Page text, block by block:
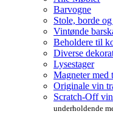
Barvogne
Stole, borde
Vintønde
Beholdere til
Diverse
Lysestager
Magneter med
Originale vin
Scratch-Off
underholdende